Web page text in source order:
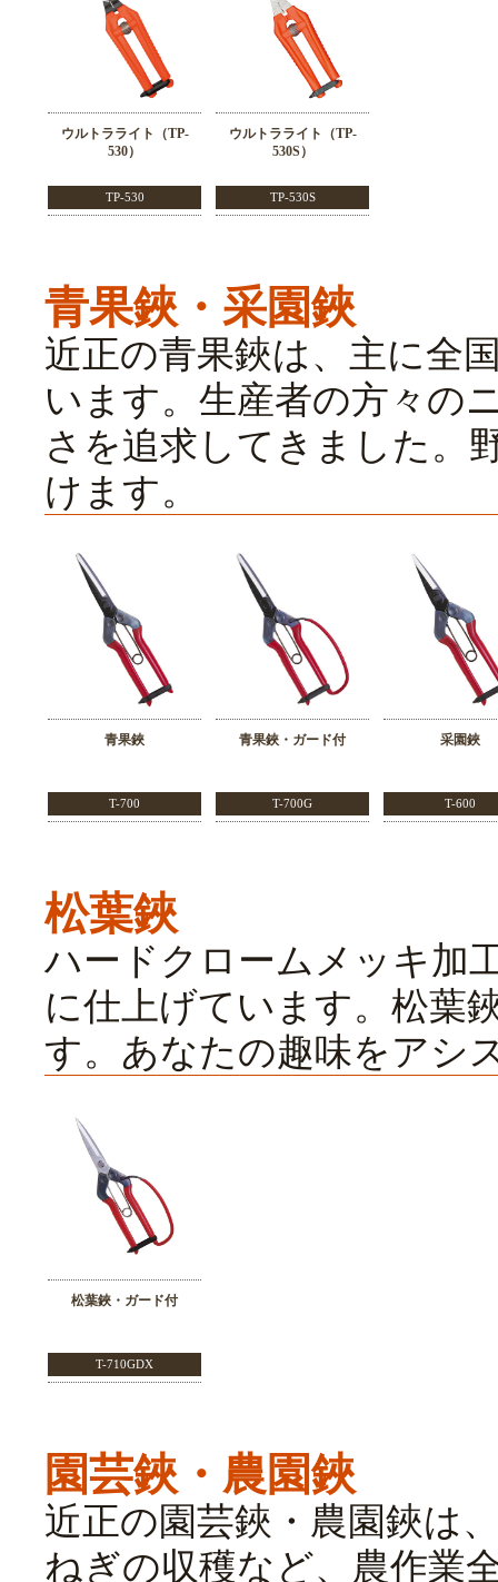
ウルトラライト（TP-
530）
TP-530
ウルトラライト（TP-
530S）
TP-530S
青果鋏・采園鋏
近正の青果鋏は、主に全
います。生産者の方々の
さを追求してきました。
けます。
青果鋏
T-700
青果鋏・ガード付
T-700G
采園鋏
T-600
松葉鋏
ハードクロームメッキ加
に仕上げています。松葉
す。あなたの趣味をアシ
松葉鋏・ガード付
T-710GDX
園芸鋏・農園鋏
近正の園芸鋏・農園鋏は
ねぎの収穫など、農作業